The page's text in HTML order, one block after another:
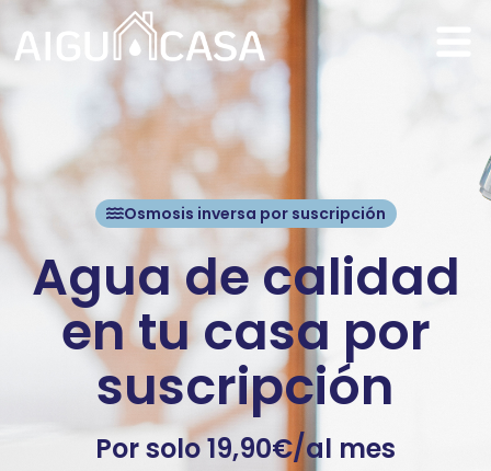
Osmosis inversa por suscripción
Agua de calidad
en tu casa por
suscripción
Por solo 19,90€/al mes